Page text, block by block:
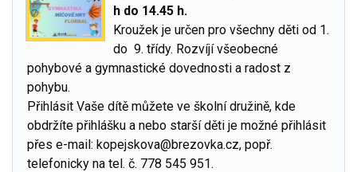
h do 14.45 h.
Kroužek je určen pro všechny děti od 1.
do 9. třídy. Rozvíjí všeobecné
pohybové a gymnastické dovednosti a radost z
pohybu.
Přihlásit Vaše dítě můžete ve školní družině, kde
obdržíte přihlášku a nebo starší děti je možné přihlásit
přes e-mail: kopejskova@brezovka.cz, popř.
telefonicky na tel. č. 778 545 951.